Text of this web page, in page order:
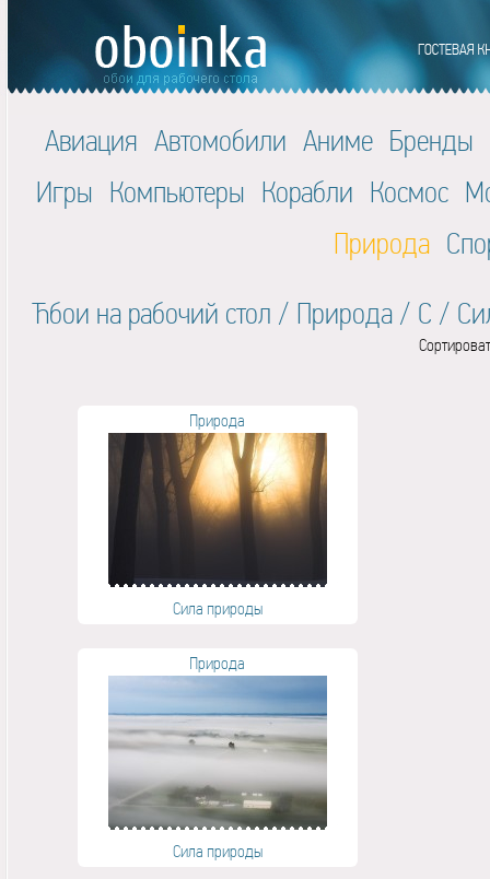
Авиация Автомобили Аниме Бренды
Игры Компьютеры Корабли Космос
Природа
Ћбои на рабочий стол / Природа / С /
Природа
Сила природы
Природа
Сила природы